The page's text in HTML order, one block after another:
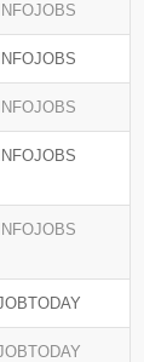
INFOJOBS
INFOJOBS
INFOJOBS
INFOJOBS
INFOJOBS